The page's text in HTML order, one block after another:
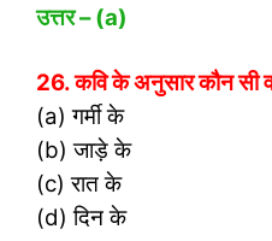
उत्तर – (a)
26. कवि के अनुसार कौन सी
(a) गर्मी के
(b) जाड़े के
(c) रात के
(d) दिन के